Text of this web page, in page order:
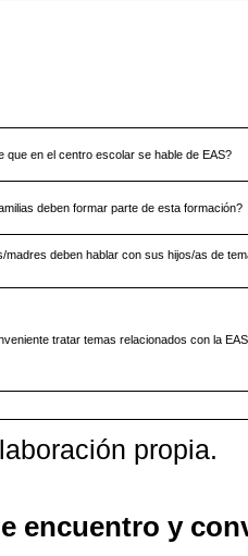
que en el centro escolar se hable de EAS?
deben formar parte de esta formación?
madres deben hablar con sus hijos/as de
tratar temas relacionados con la
propia.
encuentro y